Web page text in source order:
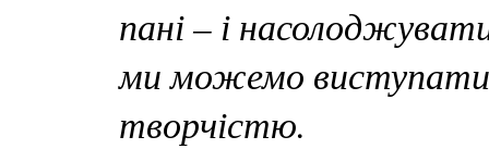
пані – і
ми можемо виступати,
творчістю.